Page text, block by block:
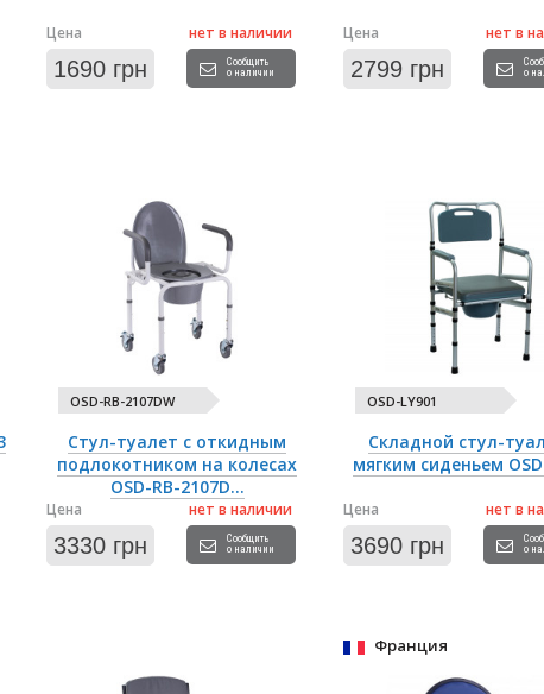
нет в наличии
Сообщить
о наличии
Цена
1690 грн
нет в
о
Цена
2799 грн
OSD-RB-2107DW
Стул-туалет с откидным
подлокотником на колесах
OSD-RB-2107D...
нет в наличии
Сообщить
о наличии
Цена
3330 грн
OSD-LY901
Складной стул-
мягким сиденьем
нет в
о
Цена
3690 грн
Франция